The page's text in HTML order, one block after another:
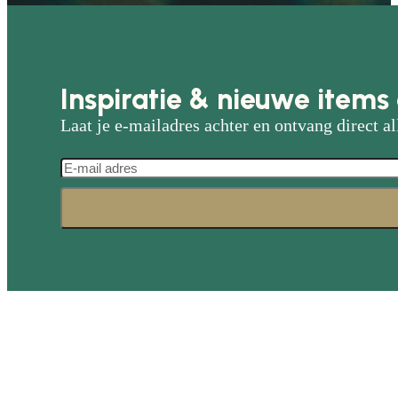
Inspiratie & nieuwe
Laat je e-mailadres achter en ontvang direct